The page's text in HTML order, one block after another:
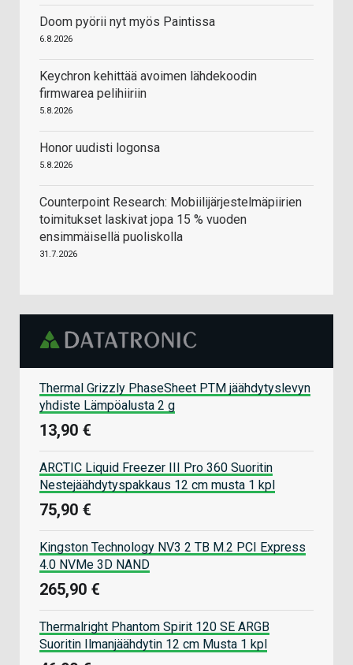
Doom pyörii nyt myös Paintissa
6.8.2026
Keychron kehittää avoimen lähdekoodin
firmwarea pelihiiriin
5.8.2026
Honor uudisti logonsa
5.8.2026
Counterpoint Research: Mobiilijärjestelmäpiirien
toimitukset laskivat jopa 15 % vuoden
ensimmäisellä puoliskolla
31.7.2026
Thermal Grizzly PhaseSheet PTM jäähdytyslevyn
yhdiste Lämpöalusta 2 g
13,90 €
ARCTIC Liquid Freezer III Pro 360 Suoritin
Nestejäähdytyspakkaus 12 cm musta 1 kpl
75,90 €
Kingston Technology NV3 2 TB M.2 PCI Express
4.0 NVMe 3D NAND
265,90 €
Thermalright Phantom Spirit 120 SE ARGB
Suoritin Ilmanjäähdytin 12 cm Musta 1 kpl